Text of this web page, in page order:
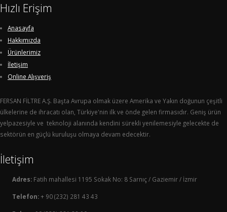
Hızlı Erişim
Anasayfa
Hakkımızda
Ürünlerimiz
İletişim
Online Alışveriş
FERSAN FİLTRE A.Ş. Başta Avrupa olmak üzere Amerika ve Yakın doğunun çeşitli
ülkelerine de ihracatı olan, Türkiye'nin ilk ve önde gelen firmasıdır. Geniş ürün
yelpazesiyle ve teknoloji alanında kendini sürekli yenilemesiyle gelecekte de
sektörün en güçlü kuruluşu olmaya devam edecektir.
İletişim
Adres: Fatih mahallesi 1195 Sokak No: 8 Sarnıç / Gaziemir / İzmir
Telefon:+ 90 (232) 281 43 43